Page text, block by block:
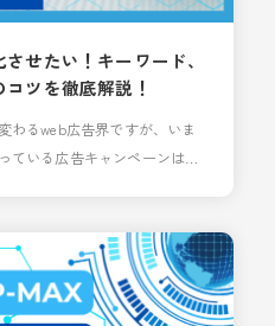
せたい！キーワード、
ツを徹底解説！
わるweb広告界ですが、いま
ている広告キャンペーンは
CVRが期待でき、広告初心者
ーション」をフル活用